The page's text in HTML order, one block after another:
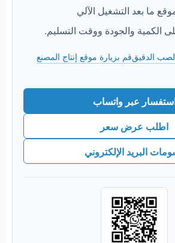
ما بعد التشغيل الآلي
الكمية والجودة ووقت التسليم.
الدقيققم بزيارة موقع إنتاج المصنع
عبر واتساب
اطلب عرض سعر
البريد الإلكتروني